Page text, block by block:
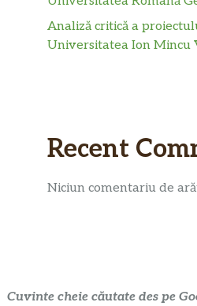
Analiză critică a
Universitatea Ion Mincu
Recent
Niciun comentariu de
Cuvinte cheie căutate des pe